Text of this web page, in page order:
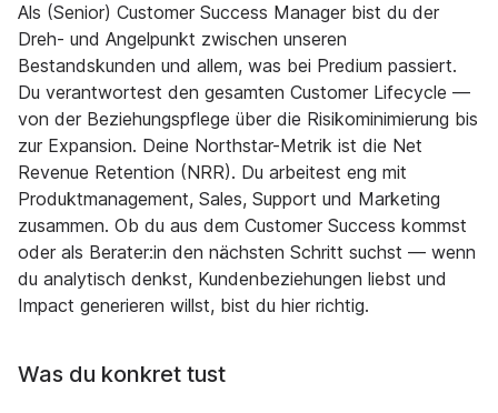
Als (Senior) Customer Success Manager bist du der
Dreh- und Angelpunkt zwischen unseren
Bestandskunden und allem, was bei Predium passiert.
Du verantwortest den gesamten Customer Lifecycle —
von der Beziehungspflege über die Risikominimierung bis
zur Expansion. Deine Northstar-Metrik ist die Net
Revenue Retention (NRR). Du arbeitest eng mit
Produktmanagement, Sales, Support und Marketing
zusammen. Ob du aus dem Customer Success kommst
oder als Berater:in den nächsten Schritt suchst — wenn
du analytisch denkst, Kundenbeziehungen liebst und
Impact generieren willst, bist du hier richtig.
Was du konkret tust